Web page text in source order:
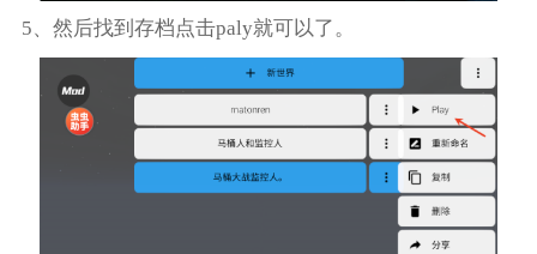
5、然后找到存档点击paly就可以了。